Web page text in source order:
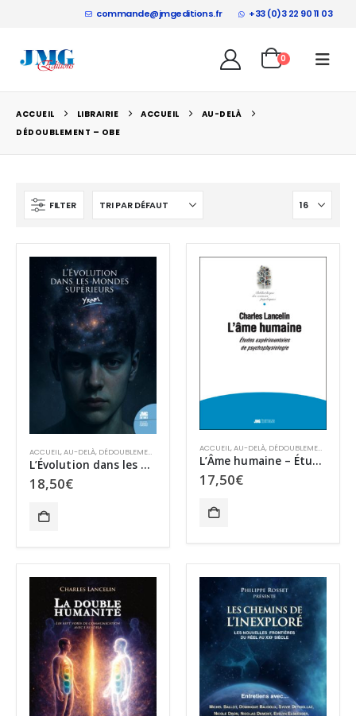
commande@jmgeditions.fr +33 (0)3 22 90 11 03
0
ACCUEIL LIBRAIRIE ACCUEIL
AU-DELÀ
DÉDOUBLEMENT – OBE
FILTER
ACCUEIL,AU-DELÀ, DÉDOUBLEMENT – OBE MÉDIUMNITÉ,PETITE BIBLIOTHÈQUE DES
L’Évolution dans les Mondes supérieurs
18,50€
ACCUEIL,AU-DELÀ, DÉDOUBLEMENT – OBE
L’Âme humaine – Études expérimentales de psychophysiologie
17,50€